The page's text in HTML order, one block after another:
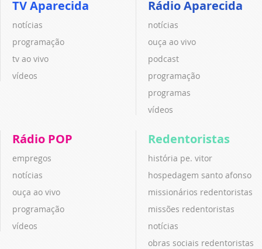
TV Aparecida
notícias
programação
tv ao vivo
vídeos
Rádio Aparecida
notícias
ouça ao vivo
podcast
programação
programas
vídeos
Rádio POP
empregos
notícias
ouça ao vivo
programação
vídeos
Redentoristas
história pe. vitor
hospedagem santo afonso
missionários redentoristas
missões redentoristas
notícias
obras sociais redentoristas